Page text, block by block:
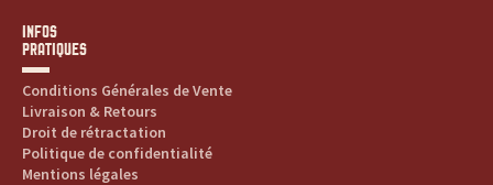
INFOS
PRATIQUES
Conditions Générales de Vente
Livraison & Retours
Droit de rétractation
Politique de confidentialité
Mentions légales